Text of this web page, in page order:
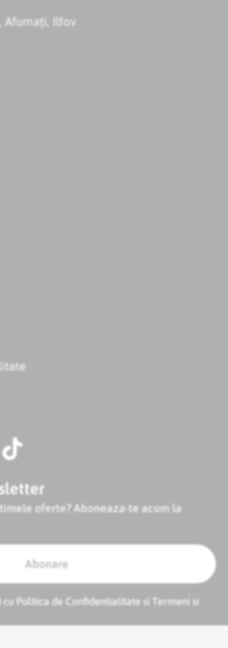
Afumați, Ilfov
oferte? Aboneaza-te acum la
Abonare
cu Politica de Confidentialitate si
Termeni si